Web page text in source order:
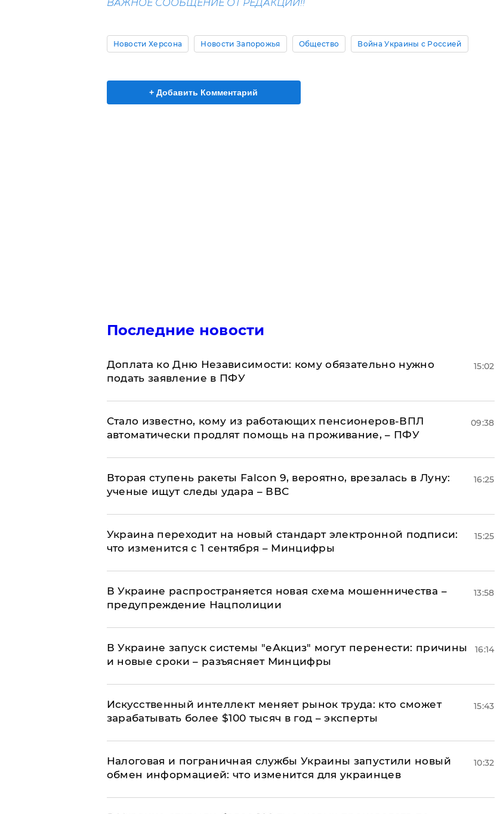
ВАЖНОЕ СООБЩЕНИЕ ОТ РЕДАКЦИИ!!
Новости Херсона Новости Запорожья Общество Война Украины с Россией
+ Добавить Комментарий
Последние новости
Доплата ко Дню Независимости: кому обязательно нужно
подать заявление в ПФУ
15:02
Стало известно, кому из работающих пенсионеров-ВПЛ
автоматически продлят помощь на проживание, – ПФУ
09:38
Вторая ступень ракеты Falcon 9, вероятно, врезалась в Луну:
ученые ищут следы удара – ВВС
16:25
Украина переходит на новый стандарт электронной подписи:
что изменится с 1 сентября – Минцифры
15:25
В Украине распространяется новая схема мошенничества –
предупреждение Нацполиции
13:58
В Украине запуск системы "еАкциз" могут перенести: причины
и новые сроки – разъясняет Минцифры
16:14
Искусственный интеллект меняет рынок труда: кто сможет
зарабатывать более $100 тысяч в год – эксперты
15:43
Налоговая и пограничная службы Украины запустили новый
обмен информацией: что изменится для украинцев
10:32